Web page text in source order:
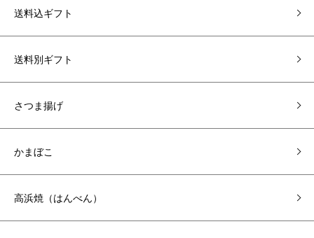
送料込ギフト
送料別ギフト
さつま揚げ
かまぼこ
高浜焼（はんべん）